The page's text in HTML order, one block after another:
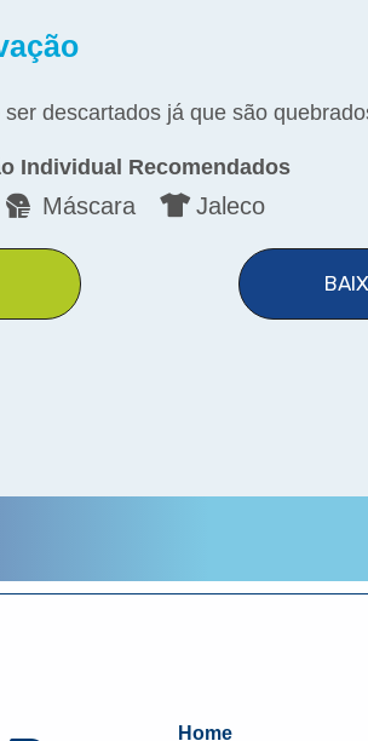
descartados já que são
Individual Recomendados
Máscara Jaleco
Home